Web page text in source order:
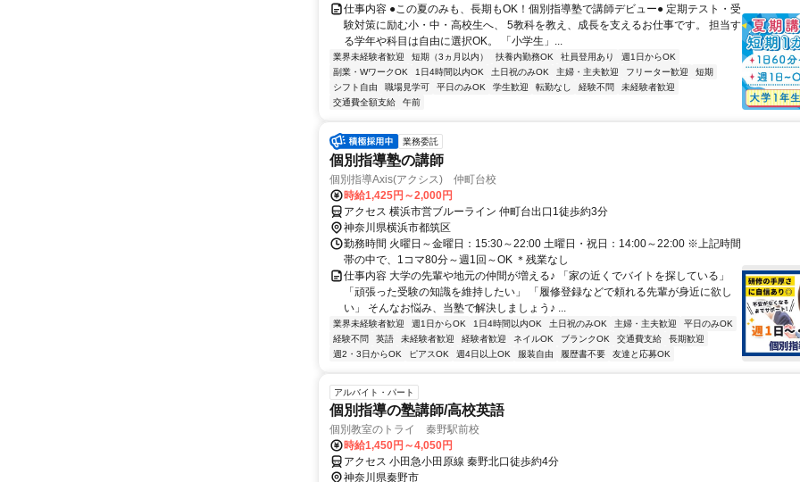
仕事内容 ●この夏のみも、長期もOK！個別指導塾で講師デビュー● 定期テスト・受
験対策に励む小・中・高校生へ、 5教科を教え、成長を支えるお仕事です。 担当す
る学年や科目は自由に選択OK。 「小学生」...
業界未経験者歓迎 短期（3ヵ月以内） 扶養内勤務OK 社員登用あり
週1日からOK
副業・WワークOK
1日4時間以内OK 土日祝のみOK 主婦・主夫歓迎 フリーター歓迎
短期
シフト自由
職場見学可 平日のみOK 学生歓迎 転勤なし 経験不問
未経験者歓迎
交通費全額支給
午前
業務委託
個別指導塾の講師
個別指導Axis(アクシス) 仲町台校
時給1,425円～2,000円
アクセス 横浜市営ブルーライン 仲町台出口1徒歩約3分
神奈川県横浜市都筑区
勤務時間 火曜日～金曜日：15:30～22:00 土曜日・祝日：14:00～22:00 ※上記時間
帯の中で、1コマ80分～週1回～OK ＊残業なし
仕事内容 大学の先輩や地元の仲間が増える♪ 「家の近くでバイトを探している」
「頑張った受験の知識を維持したい」 「履修登録などで頼れる先輩が身近に欲し
い」 そんなお悩み、当塾で解決しましょう♪ ...
業界未経験者歓迎 週1日からOK 1日4時間以内OK 土日祝のみOK 主婦・主夫歓迎
平日のみOK
経験不問
英語 未経験者歓迎 経験者歓迎 ネイルOK ブランクOK 交通費支給
長期歓迎
週2・3日からOK
ピアスOK 週4日以上OK 服装自由 履歴書不要 友達と応募OK
アルバイト・パート
個別指導の塾講師/高校英語
個別教室のトライ 秦野駅前校
時給1,450円～4,050円
アクセス 小田急小田原線 秦野北口徒歩約4分
神奈川県秦野市